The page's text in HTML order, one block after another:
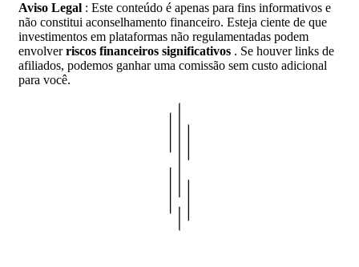
Aviso Legal : Este conteúdo é apenas para fins informativos e
não constitui aconselhamento financeiro. Esteja ciente de que
investimentos em plataformas não regulamentadas podem
envolverriscos financeiros significativos . Se houver links de
afiliados, podemos ganhar uma comissão sem custo adicional
para você.